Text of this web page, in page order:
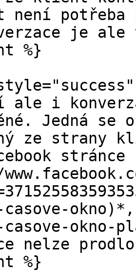
není potřeba
je ale
%}
ale i
Jedná se
ze strany
stránce
casove-
casove-okno-
nelze
%}